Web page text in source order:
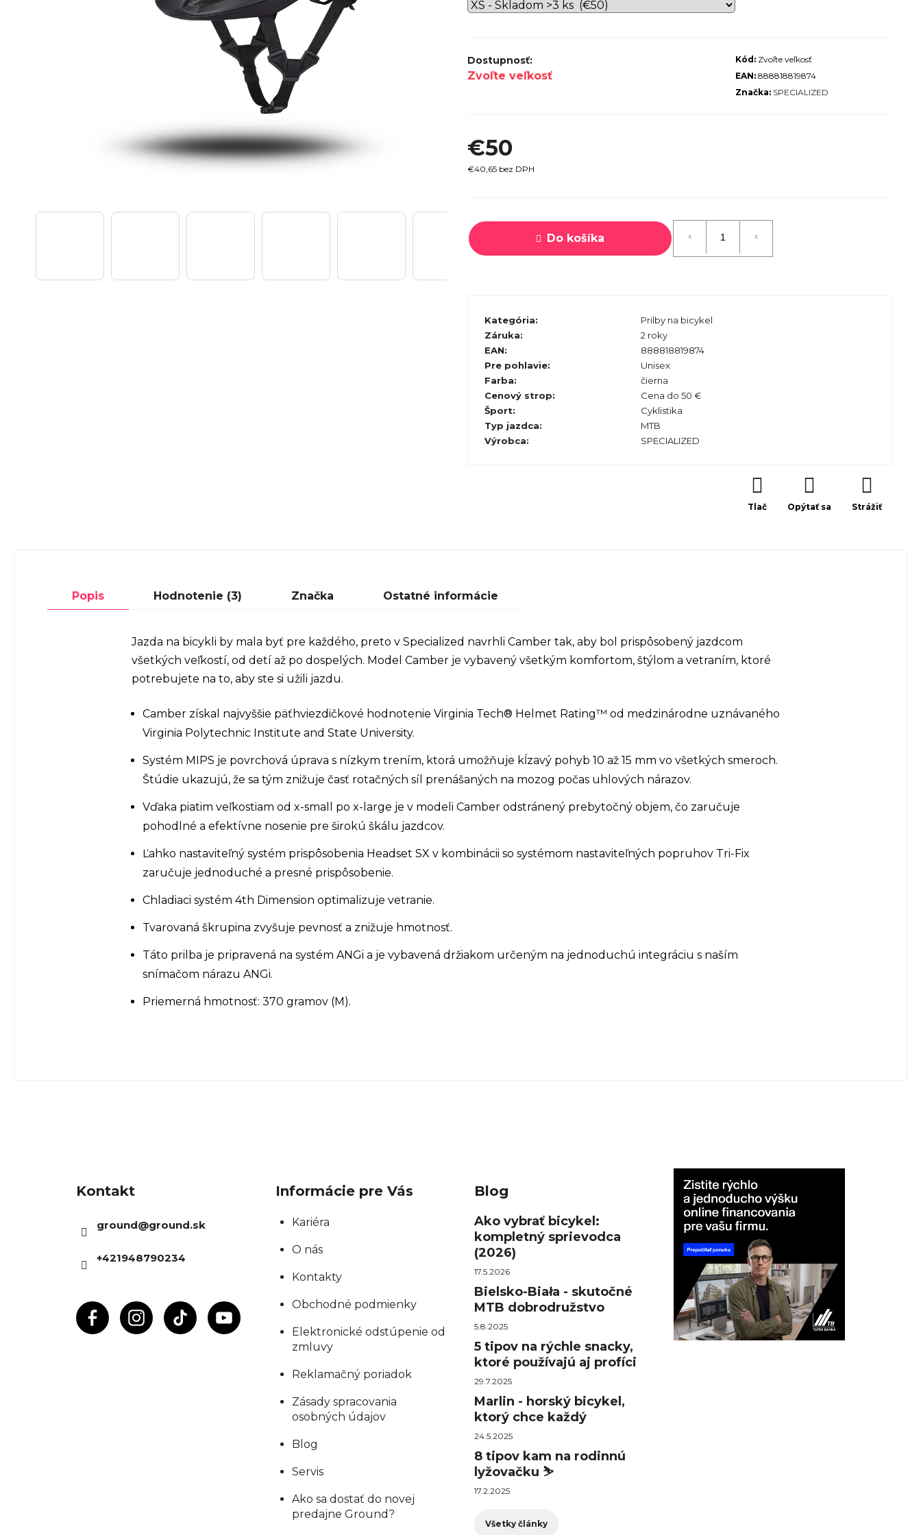
Zvoľte veľkosť
Kód: Zvoľte veľkosť
Značka: SPECIALIZED
EAN: 888818819874
€50
€40,65 bez DPH
cena:
Do košíka
Kategória:
Prilby na bicykel
Záruka:
2 roky
EAN:
888818819874
Pre pohlavie:
Unisex
Farba:
čierna
Cenový strop:
Cena do 50 €
Šport:
Cyklistika
Typ jazdca:
MTB
Výrobca: SPECIALIZED
Tlač Opýtať sa Strážiť
Popis Hodnotenie (3) Značka Ostatné informácie
Jazda na bicykli by mala byť pre každého, preto v Specialized navrhli Camber tak, aby bol prispôsobený jazdcom
všetkých veľkostí, od detí až po dospelých. Model Camber je vybavený všetkým komfortom, štýlom a vetraním, ktoré
potrebujete na to, aby ste si užili jazdu.
Camber získal najvyššie päťhviezdičkové hodnotenie Virginia Tech® Helmet Rating™ od medzinárodne uznávaného
Virginia Polytechnic Institute and State University.
Systém MIPS je povrchová úprava s nízkym trením, ktorá umožňuje kĺzavý pohyb 10 až 15 mm vo všetkých smeroch.
Štúdie ukazujú, že sa tým znižuje časť rotačných síl prenášaných na mozog počas uhlových nárazov.
Vďaka piatim veľkostiam od x-small po x-large je v modeli Camber odstránený prebytočný objem, čo zaručuje
pohodlné a efektívne nosenie pre širokú škálu jazdcov.
Ľahko nastaviteľný systém prispôsobenia Headset SX v kombinácii so systémom nastaviteľných popruhov Tri-Fix
zaručuje jednoduché a presné prispôsobenie.
Chladiaci systém 4th Dimension optimalizuje vetranie.
Tvarovaná škrupina zvyšuje pevnosť a znižuje hmotnosť.
Táto prilba je pripravená na systém ANGi a je vybavená držiakom určeným na jednoduchú integráciu s naším
snímačom nárazu ANGi.
Priemerná hmotnosť: 370 gramov (M).
TREK PROCALIBER 8 FURY RED
TREK MARLIN 6 GEN 3 LAVA
SPECIALIZED SIRRUS X 3.0 GLOSS
Kontakt
ground@ground.sk
+421948790234
Informácie pre Vás
Kariéra
O nás
Kontakty
Obchodné podmienky
Elektronické odstúpenie od
zmluvy
Reklamačný poriadok
Zásady spracovania
osobných údajov
Blog
Servis
Ako sa dostať do novej
predajne Ground?
Blog
Ako vybrať bicykel:
kompletný sprievodca
(2026)
17.5.2026
Bielsko-Biała - skutočné
MTB dobrodružstvo
5.8.2025
5 tipov na rýchle snacky,
ktoré používajú aj profíci
29.7.2025
Marlin - horský bicykel,
ktorý chce každý
24.5.2025
8 tipov kam na rodinnú
lyžovačku ⛷️
17.2.2025
Všetky články